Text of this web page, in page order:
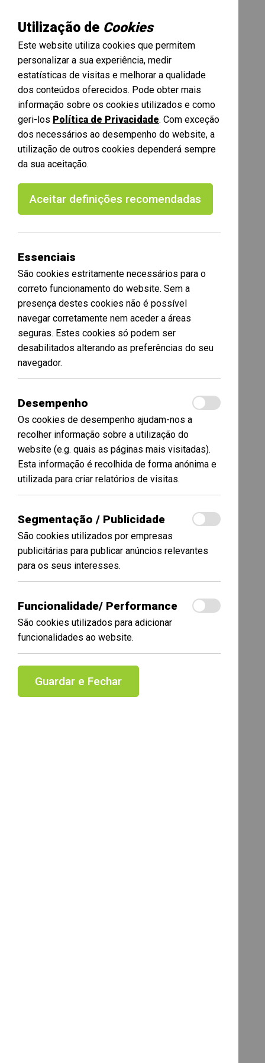
Utilização de Cookies
Este website utiliza cookies que permitem
personalizar a sua experiência, medir
estatísticas de visitas e melhorar a qualidade
dos conteúdos oferecidos. Pode obter mais
informação sobre os cookies utilizados e como
geri-los Política de Privacidade. Com exceção
dos necessários ao desempenho do website, a
utilização de outros cookies dependerá sempre
da sua aceitação.
Aceitar definições recomendadas
Essenciais
São cookies estritamente necessários para o
correto funcionamento do website. Sem a
presença destes cookies não é possível
navegar corretamente nem aceder a áreas
seguras. Estes cookies só podem ser
desabilitados alterando as preferências do seu
navegador.
Desempenho
Os cookies de desempenho ajudam-nos a
recolher informação sobre a utilização do
website (e.g. quais as páginas mais visitadas).
Esta informação é recolhida de forma anónima e
utilizada para criar relatórios de visitas.
Segmentação / Publicidade
São cookies utilizados por empresas
publicitárias para publicar anúncios relevantes
para os seus interesses.
Funcionalidade/ Performance
São cookies utilizados para adicionar
funcionalidades ao website.
Guardar e Fechar